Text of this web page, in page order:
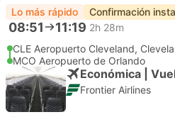
Lo más rápido Confirmación
08:51 11:19 2h 28m
CLE Aeropuerto Cleveland,
MCO Aeropuerto de Orlando
Económica |
Frontier Airlines